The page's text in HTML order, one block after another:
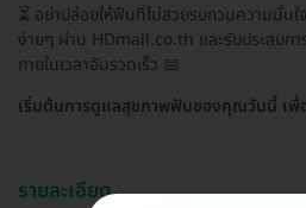
⏳ อย่าปล่อยให้ฟันที่ไม่สวยรบกวนความมั่น
ง่ายๆ ผ่าน HDmall.co.th และรับประสบก
ภายในเวลาอันรวดเร็ว 📅
เริ่มต้นการดูแลสุขภาพฟันของคุณวันนี้ เพื่
รายละเอียด